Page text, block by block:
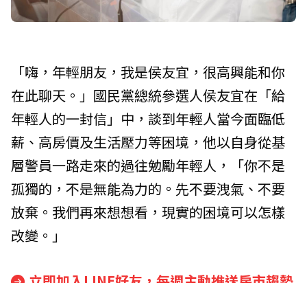
「嗨，年輕朋友，我是侯友宜，很高興能和你
在此聊天。」國民黨總統參選人侯友宜在「給
年輕人的一封信」中，談到年輕人當今面臨低
薪、高房價及生活壓力等困境，他以自身從基
層警員一路走來的過往勉勵年輕人，「你不是
孤獨的，不是無能為力的。先不要洩氣、不要
放棄。我們再來想想看，現實的困境可以怎樣
改變。」